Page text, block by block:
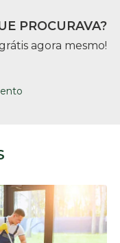
PROCURAVA?
agora mesmo!